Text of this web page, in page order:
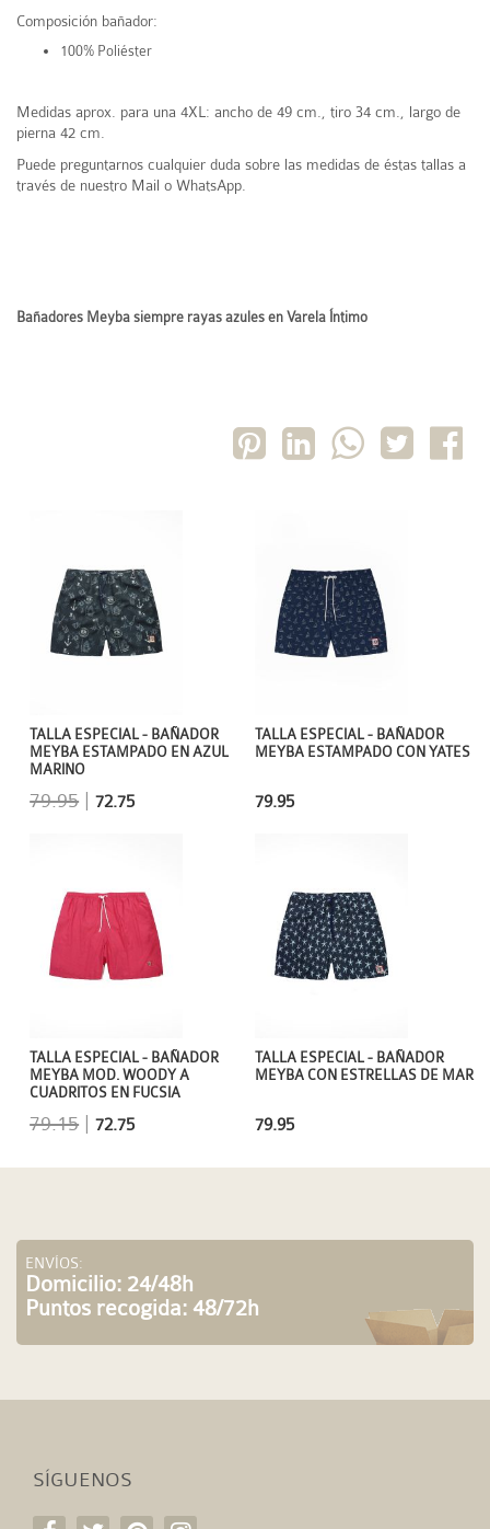
Composición bañador:
100% Poliéster
Medidas aprox. para una 4XL: ancho de 49 cm., tiro 34 cm., largo de
pierna 42 cm.
Puede preguntarnos cualquier duda sobre las medidas de éstas tallas a
través de nuestro Mail o WhatsApp.
Bañadores Meyba siempre rayas azules en Varela Íntimo
TALLA ESPECIAL - BAÑADOR
MEYBA ESTAMPADO CON YATES
79.95
TALLA ESPECIAL - BAÑADOR
MEYBA ESTAMPADO EN AZUL
MARINO
79.95 |72.75
TALLA ESPECIAL - BAÑADOR
MEYBA CON ESTRELLAS DE MAR
79.95
TALLA ESPECIAL - BAÑADOR
MEYBA MOD. WOODY A
CUADRITOS EN FUCSIA
79.15 |72.75
ENVÍOS:
Domicilio: 24/48h
Puntos recogida: 48/72h
SÍGUENOS